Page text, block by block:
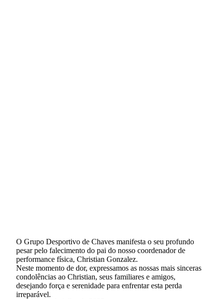
O Grupo Desportivo de Chaves manifesta o seu profundo
pesar pelo falecimento do pai do nosso coordenador de
performance física, Christian Gonzalez.
Neste momento de dor, expressamos as nossas mais sinceras
condolências ao Christian, seus familiares e amigos,
desejando força e serenidade para enfrentar esta perda
irreparável.